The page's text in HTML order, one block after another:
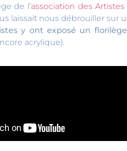
de l’association des
laissait nous débrouiller sur
y ont exposé un
acrylique).